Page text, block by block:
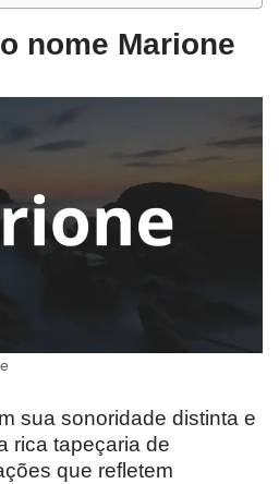
nome Marione
sua sonoridade distinta e
rica tapeçaria de
que refletem